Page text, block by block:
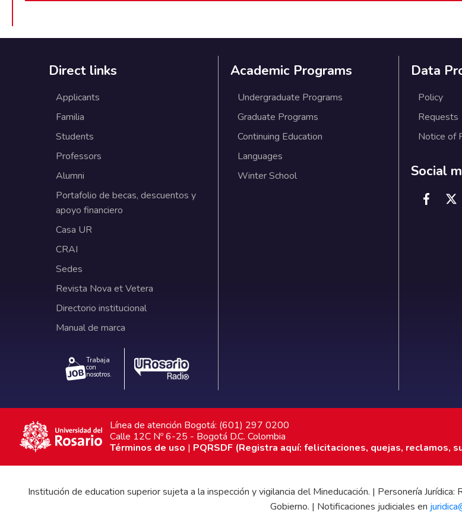
Direct links
Applicants
Familia
Students
Professors
Alumni
Portafolio de becas, descuentos y
apoyo financiero
Casa UR
CRAI
Sedes
Revista Nova et Vetera
Directorio institucional
Manual de marca
Trabaja
con
nosotros.
Academic Programs
Undergraduate Programs
Graduate Programs
Continuing Education
Languages
Winter School
Data
Policy
Requests
Notice of
Social
Línea de atención Bogotá: (601) 297 0200
Calle 12C Nº 6-25 - Bogotá D.C. Colombia
Términos de uso | PQRSDF (Registra aquí: felicitaciones, quejas, reclamos,
Institución de education superior sujeta a la inspección y vigilancia del Mineducación. | Personería
Gobierno. | Notificaciones judiciales en